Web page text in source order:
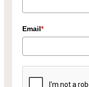
Email*